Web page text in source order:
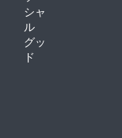
シャ
ル
グッ
ド